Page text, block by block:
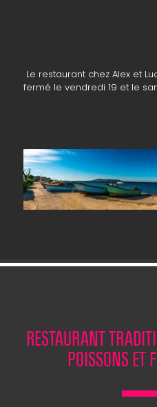
Le restaurant chez Alex et
fermé le vendredi 19 et le
RESTAURANT
POISSONS ET